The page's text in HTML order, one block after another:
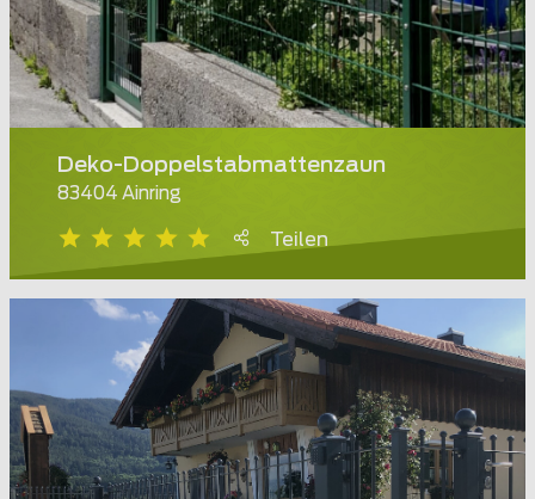
Deko-Doppelstabmattenzaun
83404 Ainring
Teilen